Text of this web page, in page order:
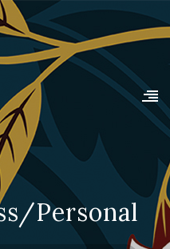
Personal